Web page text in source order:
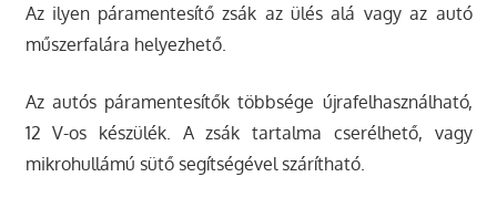
Az ilyen páramentesítő zsák az ülés alá vagy az autó
műszerfalára helyezhető.
Az autós páramentesítők többsége újrafelhasználható,
12 V-os készülék. A zsák tartalma cserélhető, vagy
mikrohullámú sütő segítségével szárítható.